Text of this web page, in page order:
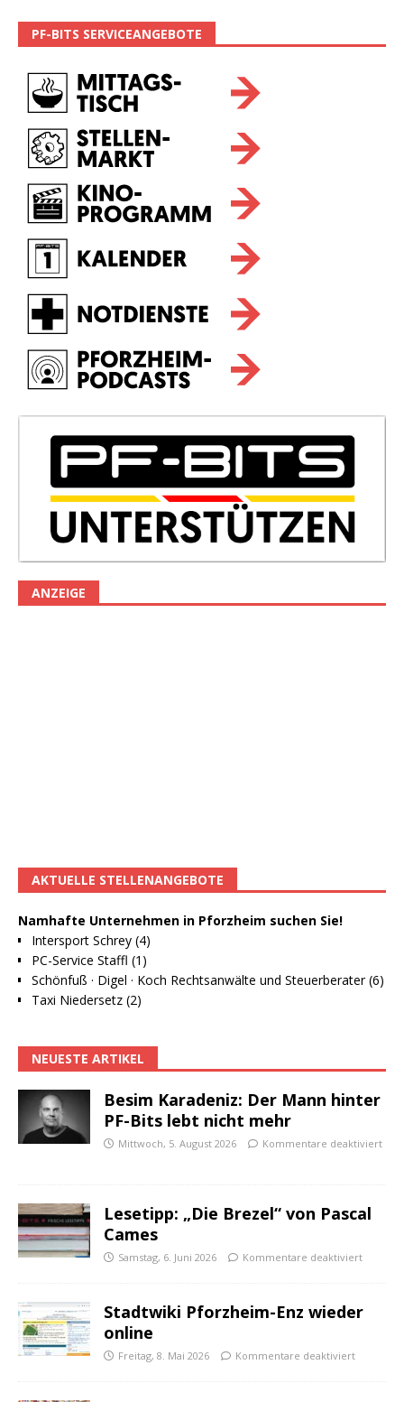
PF-BITS SERVICEANGEBOTE
ANZEIGE
AKTUELLE STELLENANGEBOTE
Namhafte Unternehmen in Pforzheim suchen Sie!
Intersport Schrey (4)
PC-Service Staffl (1)
Schönfuß · Digel · Koch Rechtsanwälte und Steuerberater (6)
Taxi Niedersetz (2)
NEUESTE ARTIKEL
Besim Karadeniz: Der Mann hinter
PF-Bits lebt nicht mehr
Mittwoch, 5. August 2026 Kommentare deaktiviert
Lesetipp: „Die Brezel“ von Pascal
Cames
Samstag, 6. Juni 2026 Kommentare deaktiviert
Stadtwiki Pforzheim-Enz wieder
online
Freitag, 8. Mai 2026 Kommentare deaktiviert